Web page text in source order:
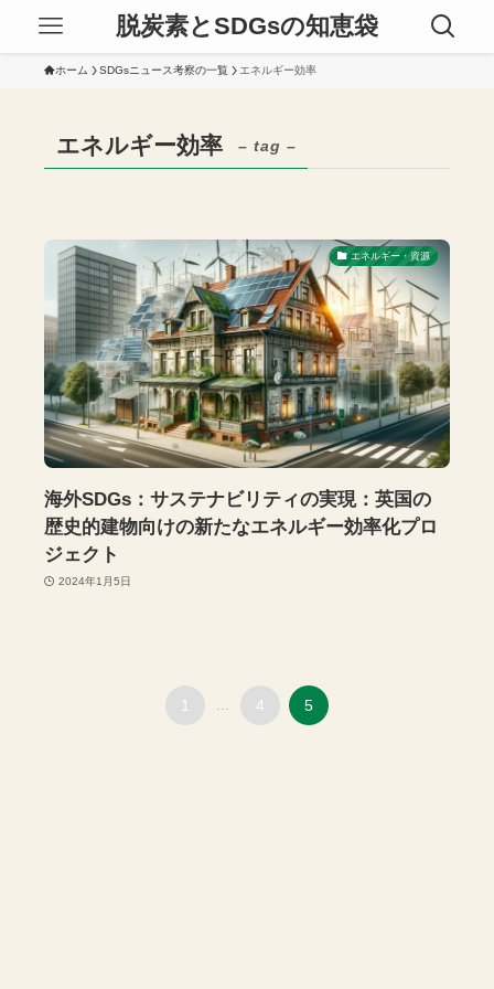
脱炭素とSDGsの知恵袋
ホーム SDGsニュース考察の一覧 エネルギー効率
エネルギー効率 – tag –
エネルギー・資源
海外SDGs：サステナビリティの実現：英国の
歴史的建物向けの新たなエネルギー効率化プロ
ジェクト
2024年1月5日
1 4 5